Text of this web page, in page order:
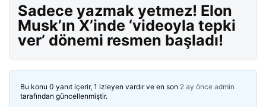
Sadece yazmak yetmez! Elon
Musk’ın X’inde ‘videoyla tepki
ver’ dönemi resmen başladı!
Bu konu 0 yanıt içerir, 1 izleyen vardır ve en son 2 ay önce admin
tarafından güncellenmiştir.